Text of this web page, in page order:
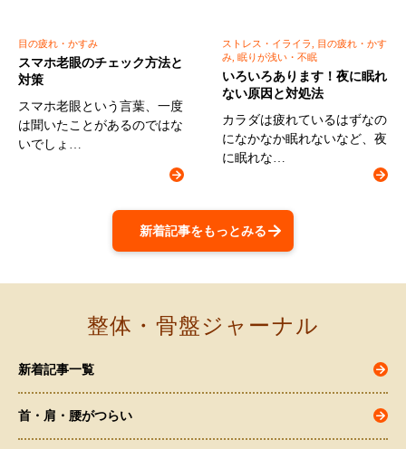
目の疲れ・かすみ
スマホ老眼のチェック方法と
対策
スマホ老眼という言葉、一度
は聞いたことがあるのではな
いでしょ…
ストレス・イライラ, 目の疲れ・かす
み, 眠りが浅い・不眠
いろいろあります！夜に眠れ
ない原因と対処法
カラダは疲れているはずなの
になかなか眠れないなど、夜
に眠れな…
新着記事をもっとみる
整体・骨盤ジャーナル
新着記事一覧
首・肩・腰がつらい